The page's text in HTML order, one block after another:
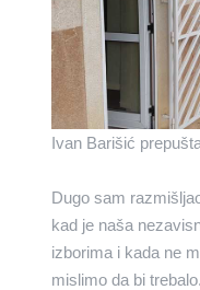
Ivan Barišić
Dugo sam
kad je naša
izborima i kada ne
mislimo da bi